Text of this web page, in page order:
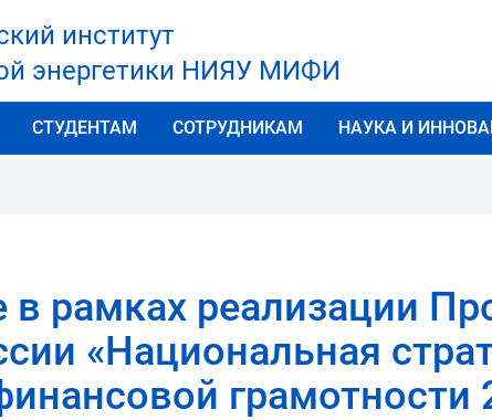
институт
энергетики НИЯУ МИФИ
СТУДЕНТАМ СОТРУДНИКАМ НАУКА И
рамках реализации
«Национальная
грамотности